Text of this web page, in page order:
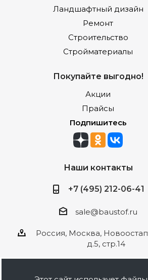
Ландшафтный дизайн
Ремонт
Строительство
Стройматериалы
Покупайте выгодно!
Акции
Прайсы
Подпишитесь
Наши контакты
+7 (495) 212-06-41
sale@baustof.ru
Россия, Москва,
д.5, стр.14